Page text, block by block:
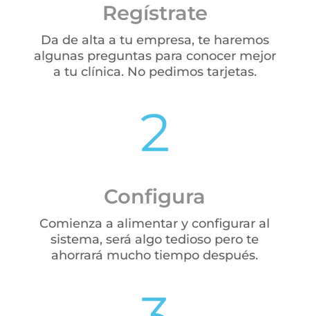
Regístrate
Da de alta a tu empresa, te haremos
algunas preguntas para conocer mejor
a tu clínica. No pedimos tarjetas.
Configura
Comienza a alimentar y configurar al
sistema, será algo tedioso pero te
ahorrará mucho tiempo después.